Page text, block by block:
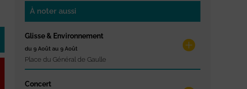
À noter aussi
Glisse & Environnement
du 9 Août au 9 Août
Place du Général de Gaulle
Concert